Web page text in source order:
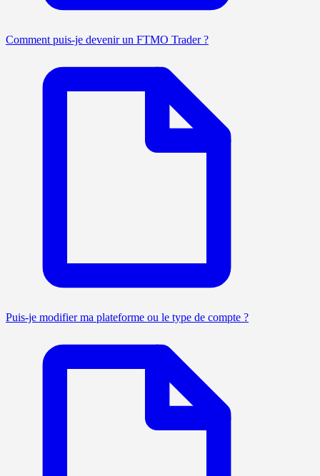
Comment puis-je devenir un FTMO Trader ?
Puis-je modifier ma plateforme ou le type de compte ?